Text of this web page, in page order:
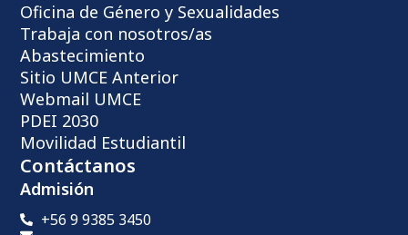
Oficina de Género y Sexualidades
Trabaja con nosotros/as
Abastecimiento
Sitio UMCE Anterior
Webmail UMCE
PDEI 2030
Movilidad Estudiantil
Contáctanos
Admisión
+56 9 9385 3450